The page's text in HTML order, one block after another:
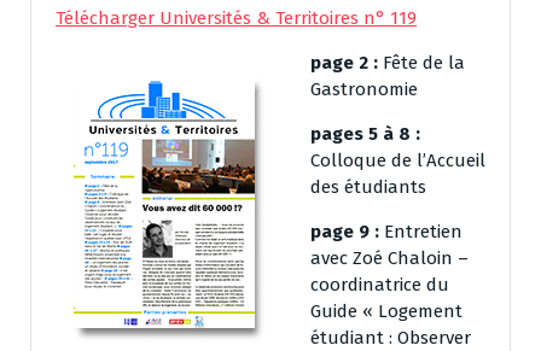
Télécharger Universités & Territoires n° 119
page 2 : Fête de la
Gastronomie
pages 5 à 8 :
Colloque de l’Accueil
des étudiants
page 9 : Entretien
avec Zoé Chaloin –
coordinatrice du
Guide « Logement
étudiant : Observer